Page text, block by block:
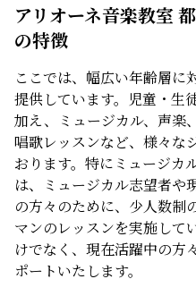
アリオーネ音楽教室
の特徴
ここでは、幅広い年齢層に
提供しています。児童・生
加え、ミュージカル、声楽
唱歌レッスンなど、様々な
おります。特にミュージカ
は、ミュージカル志望者や
の方々のために、少人数制
マンのレッスンを実施して
けでなく、現在活躍中の方
ポートいたします。